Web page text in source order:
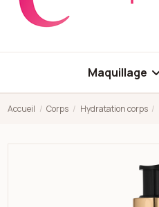
Maquillage
Accueil Corps Hydratation corps